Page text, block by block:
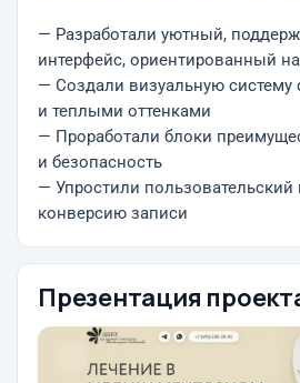
— Разработали уютный,
интерфейс, ориентированный
— Создали визуальную
и теплыми оттенками
— Проработали блоки
и безопасность
— Упростили пользовательский
конверсию записи
Презентация